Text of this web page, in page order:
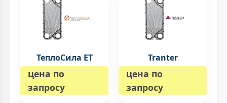
ТеплоСила ET
цена по
запросу
Tranter
цена по
запросу